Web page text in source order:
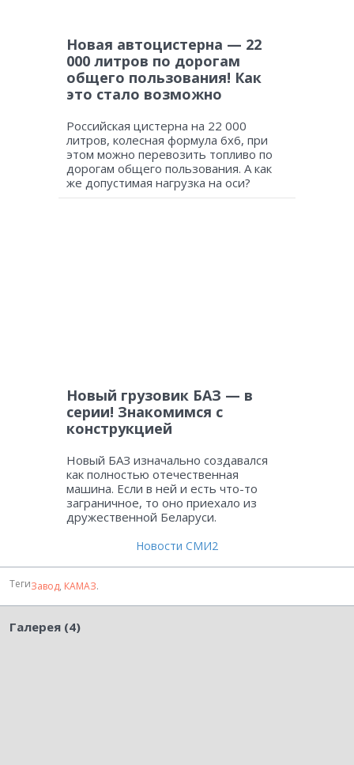
Новая автоцистерна — 22
000 литров по дорогам
общего пользования! Как
это стало возможно
Российская цистерна на 22 000
литров, колесная формула 6х6, при
этом можно перевозить топливо по
дорогам общего пользования. А как
же допустимая нагрузка на оси?
Новый грузовик БАЗ — в
серии! Знакомимся с
конструкцией
Новый БАЗ изначально создавался
как полностью отечественная
машина. Если в ней и есть что-то
заграничное, то оно приехало из
дружественной Беларуси.
Новости СМИ2
ТегиЗавод, КАМАЗ.
Галерея (4)